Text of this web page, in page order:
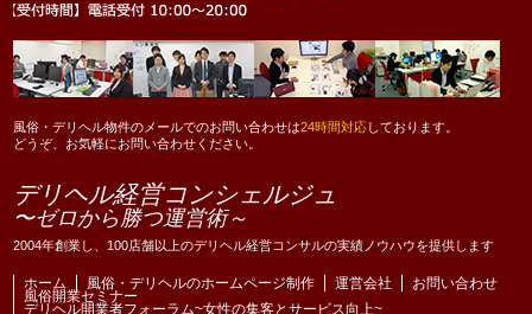
風俗・デリヘル物件のメールでのお問い合わせは24時間対応しております。
どうぞ、お気軽にお問い合わせください。
デリヘル経営コンシェルジュ
〜ゼロから勝つ運営術～
2004年創業し、100店舗以上のデリヘル経営コンサルの実績ノウハウを提供します
ホーム 風俗・デリヘルのホームページ制作 運営会社 お問い合わせ
風俗開業セミナー
デリヘル開業者フォーラム~女性の集客とサービス向上~